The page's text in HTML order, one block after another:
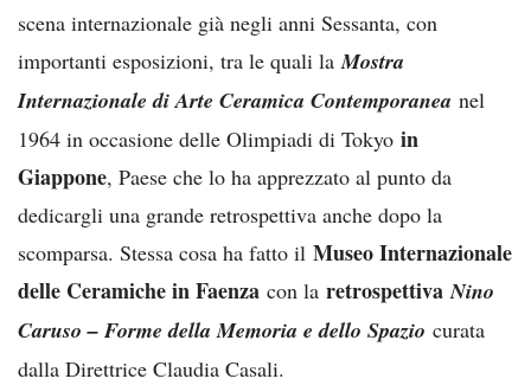
scena internazionale già negli anni Sessanta, con
importanti esposizioni, tra le quali laMostra
Internazionale di Arte Ceramica Contemporanea nel
1964 in occasione delle Olimpiadi di Tokyo in
Giappone, Paese che lo ha apprezzato al punto da
dedicargli una grande retrospettiva anche dopo la
scomparsa. Stessa cosa ha fatto il Museo Internazionale
delle Ceramiche in Faenza con la retrospettivaNino
Caruso – Forme della Memoria e dello Spazio curata
dalla Direttrice Claudia Casali.